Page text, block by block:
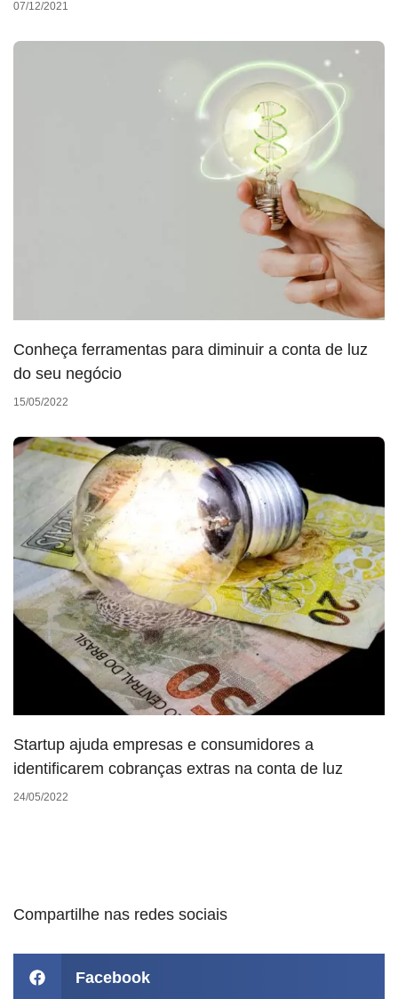
07/12/2021
Conheça ferramentas para diminuir a conta de luz
do seu negócio
15/05/2022
Startup ajuda empresas e consumidores a
identificarem cobranças extras na conta de luz
24/05/2022
Compartilhe nas redes sociais
Facebook